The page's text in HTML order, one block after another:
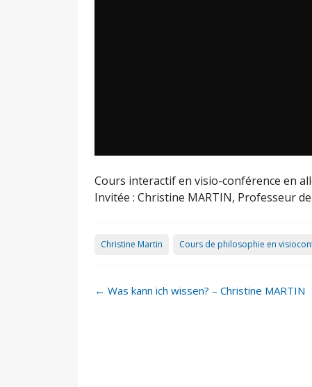
Cours interactif en visio-conférence en
Invitée : Christine MARTIN, Professeur
Christine Martin Cours de philosophie en
Post
← Was kann ich wissen? – Christine MARTIN